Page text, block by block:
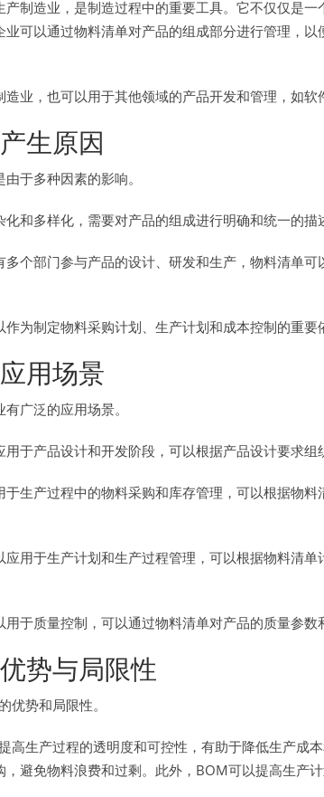
产制造业，是制造过程中的重要工具。它不仅仅是
业可以通过物料清单对产品的组成部分进行管理，
业，也可以用于其他领域的产品开发和管理，如软
生原因
于多种因素的影响。
和多样化，需要对产品的组成进行明确和统一的描
多个部门参与产品的设计、研发和生产，物料清单
为制定物料采购计划、生产计划和成本控制的重要
用场景
广泛的应用场景。
于产品设计和开发阶段，可以根据产品设计要求组
于生产过程中的物料采购和库存管理，可以根据物
应用于生产计划和生产过程管理，可以根据物料清
于质量控制，可以通过物料清单对产品的质量参数
势与局限性
优势和局限性。
高生产过程的透明度和可控性，有助于降低生产成
避免物料浪费和过剩。此外，BOM可以提高生产